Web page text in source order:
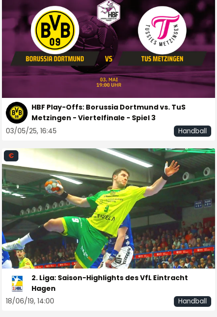
HBF Play-Offs: Borussia Dortmund vs. TuS
Metzingen - Viertelfinale - Spiel 3
03/05/25, 16:45
Handball
€
2. Liga: Saison-Highlights des VfL Eintracht
Hagen
18/06/19, 14:00
Handball